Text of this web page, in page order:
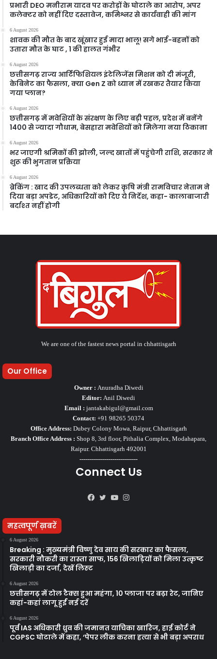
प्रभारी DEO मनीराम यादव पर करोड़ों के घोटाले का आरोप, अपर
कलेक्टर को नहीं दिए दस्तावेज, कमिश्नर से कार्यवाही की मांग
6 August 2026
शावक की मौत के बाद खूंखार हुई मादा भालू! सगे भाई-बहनों को
उतारा मौत के घाट , 1 की हालत गंभीर
6 August 2026
छत्तीसगढ़ राज्य आर्टिफिशियल इंटेलिजेंस मिशन को दी मंजूरी,
केबिनेट का फैसला, क्या Gen Z को ध्यान में रखकर तैयार किया
गया प्लान?
6 August 2026
छत्तीसगढ़ में मवेशियों के संरक्षण के लिए बड़ी पहल, प्रदेश में बनेंगे
1400 से ज्यादा गौधाम, बेसहारा मवेशियों को मिलेगा नया ठिकाना
6 August 2026
भर जाएगी श्रमिकों की झोली, जल्द खातों में पहुंचेगी राशि, सरकार ने
शुरू की भुगतान प्रक्रिया
6 August 2026
ब्रेकिंग : खाद की उपलब्धता को लेकर कृषि मंत्री रामविचार नेताम ने
दिया बड़ा अपडेट, अधिकारियों को दिए ये निर्देश, कहा- कालाबाजारी
बर्दाश्त नहीं होगी
We are one of the fastest news portal in chhattisgarh
Our Office
Owner : Anuradha Diwedi
Editor: Anil Diwedi
Email : jantakabigul@gmail.com
Contact: +91 98265 50374
Office Address: Dubey Colony Mowa, Raipur, Chhattisgarh
Branch Office Address : Shop 8, 3rd floor, Pithalia Complex, Modahapara,
Raipur. Chhattisgarh 492001
------------------------------
Connect Us
Facebook
TwitterYouTube
महत्वपूर्ण ख़बरें
6 August 2026
Breaking : मुख्यमंत्री विष्णु देव साय की सरकार का फैसला,
सरकारी नौकरी का रास्ता साफ, 156 खिलाड़ियों को मिला उत्कृष्ट
खिलाड़ी का दर्जा, देखें लिस्‍ट
6 August 2026
छत्तीसगढ़ में टोल टैक्स हुआ महंगा, 10 प्लाजा पर बढ़ा रेट, जानिए
कहां-कहां लागू हुईं नई दरें
6 August 2026
पूर्व IAS अधिकारी ध्रुव की जमानत याचिका खारिज, हाई कोर्ट ने
CGPSC घोटाले में कहा, ‘पेपर लीक करना हत्या से भी बड़ा अपराध